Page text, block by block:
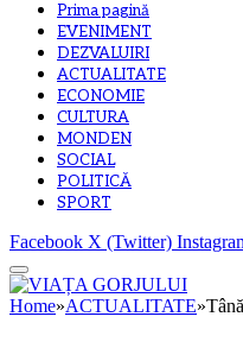
Prima pagină
EVENIMENT
DEZVALUIRI
ACTUALITATE
ECONOMIE
CULTURA
MONDEN
SOCIAL
POLITICĂ
SPORT
Facebook X (Twitter)
Home»ACTUALITATE»